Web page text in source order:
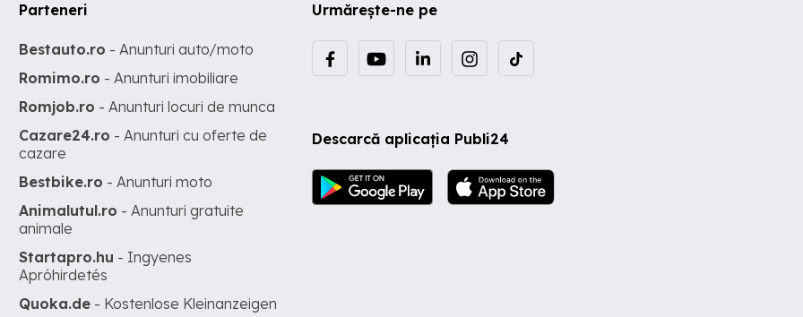
Urmărește-ne pe
Descarcă aplicația Publi24
Parteneri
Bestauto.ro - Anunturi auto/moto
Romimo.ro - Anunturi imobiliare
Romjob.ro - Anunturi locuri de munca
Cazare24.ro - Anunturi cu oferte de
cazare
Bestbike.ro - Anunturi moto
Animalutul.ro - Anunturi gratuite
animale
Startapro.hu - Ingyenes
Apróhirdetés
Quoka.de - Kostenlose Kleinanzeigen